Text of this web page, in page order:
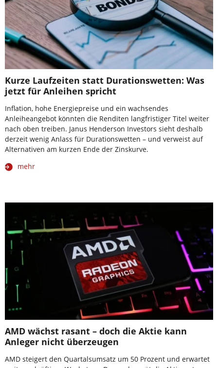
Kurze Laufzeiten statt Durationswetten: Was
jetzt für Anleihen spricht
Inflation, hohe Energiepreise und ein wachsendes
Anleiheangebot könnten die Renditen langfristiger Titel weiter
nach oben treiben. Janus Henderson Investors sieht deshalb
derzeit wenig Anlass für Durationswetten – und verweist auf
Alternativen am kurzen Ende der Zinskurve.
mehr
AMD wächst rasant – doch die Aktie kann
Anleger nicht überzeugen
AMD steigert den Quartalsumsatz um 50 Prozent und erwartet